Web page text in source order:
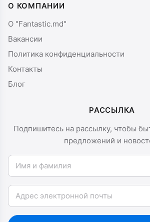
О КОМПАНИИ
О "Fantastic.md"
Вакансии
Политика конфиденциальности
Контакты
Блог
РАССЫЛКА
Подпишитесь на рассылку, чтобы
предложений и
Имя и фамилия
Email